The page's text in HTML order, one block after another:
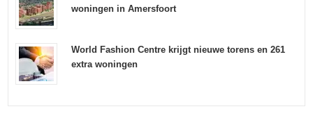
woningen in Amersfoort
World Fashion Centre krijgt nieuwe torens en 261
extra woningen